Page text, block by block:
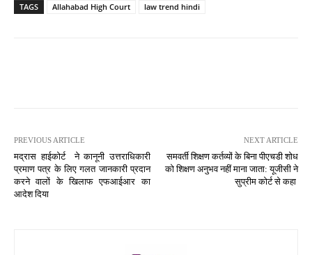
TAGS Allahabad High Court law trend hindi
PREVIOUS ARTICLE
मद्रास हाईकोर्ट ने कानूनी उत्तराधिकारी
प्रमाण पत्र के लिए गलत जानकारी प्रदान
करने वालों के खिलाफ एफआईआर का
आदेश दिया
NEXT ARTICLE
समवर्ती शिक्षण कर्तव्यों के बिना पीएचडी शोध
को शिक्षण अनुभव नहीं माना जाता: यूजीसी ने
सुप्रीम कोर्ट से कहा